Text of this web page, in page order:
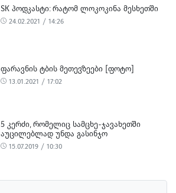
SK ᲞᲝᲓᲙᲐᲡᲢᲘ: ᲠᲐᲢᲝᲛ ᲚᲝᲙᲝᲙᲘᲜᲐ ᲛᲔᲡᲮᲔᲗᲨᲘ
24.02.2021 / 14:26
ᲤᲐᲠᲐᲕᲜᲘᲡ ᲢᲑᲘᲡ ᲛᲔᲗᲔᲕᲖᲔᲔᲑᲘ [ᲤᲝᲢᲝ]
13.01.2021 / 17:02
5 ᲙᲔᲠᲫᲘ, ᲠᲝᲛᲔᲚᲘᲪ ᲡᲐᲛᲪᲮᲔ-ᲯᲐᲕᲐᲮᲔᲗᲨᲘ
ᲐᲣᲪᲘᲚᲔᲑᲚᲐᲓ ᲣᲜᲓᲐ ᲒᲐᲡᲘᲜᲯᲝ
15.07.2019 / 10:30